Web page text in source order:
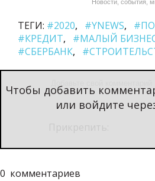
Новости, события,
ТЕГИ: #2020 #YNEWS
#КРЕДИТ
#МАЛЫЙ
#СБЕРБАНК
Чтобы добавить
или войдите
0 комментариев